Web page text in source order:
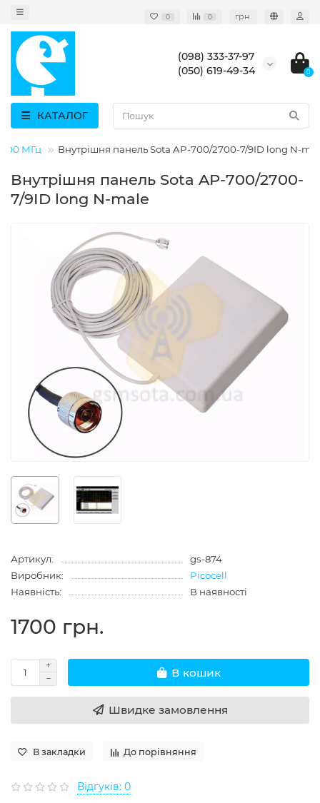
0 0 грн.
(098) 333-37-97
(050) 619-49-34
0
КАТАЛОГ
МГц Внутрішня панель Sota AP-700/2700-7/9ID long N-
Внутрішня панель Sota AP-700/2700-
7/9ID long N-male
Артикул:
gs-874
Виробник:
Picocell
Наявність:
В наявності
1700 грн.
В кошик
Швидке замовлення
В закладки До порівняння
Відгуків: 0